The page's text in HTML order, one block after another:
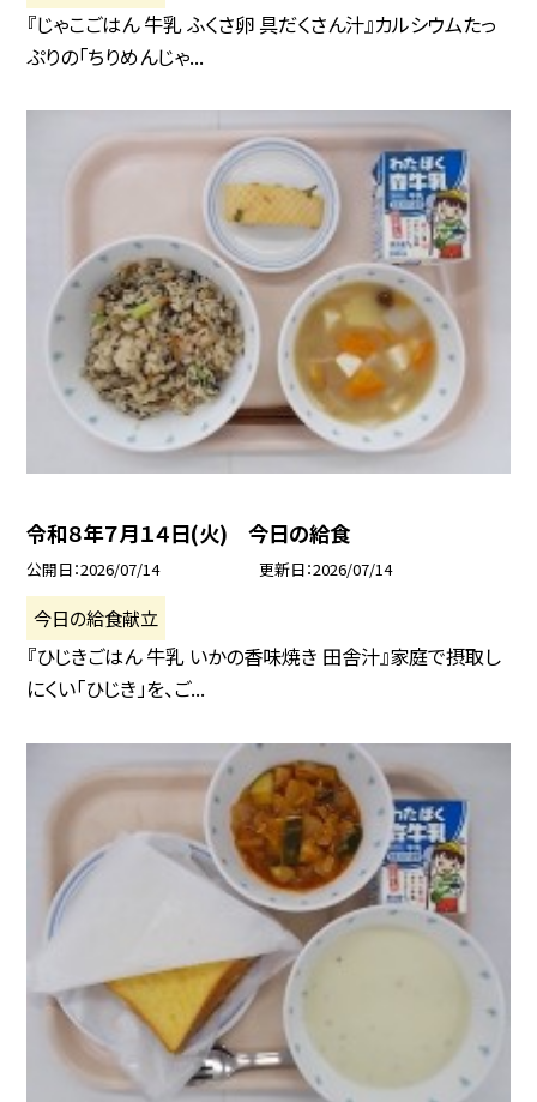
『じゃこごはん 牛乳 ふくさ卵 具だくさん汁』カルシウムたっ
ぷりの「ちりめんじゃ...
令和８年７月１４日(火) 今日の給食
公開日 2026/07/14 更新日 2026/07/14
今日の給食献立
『ひじきごはん 牛乳 いかの香味焼き 田舎汁』家庭で摂取し
にくい「ひじき」を、ご...